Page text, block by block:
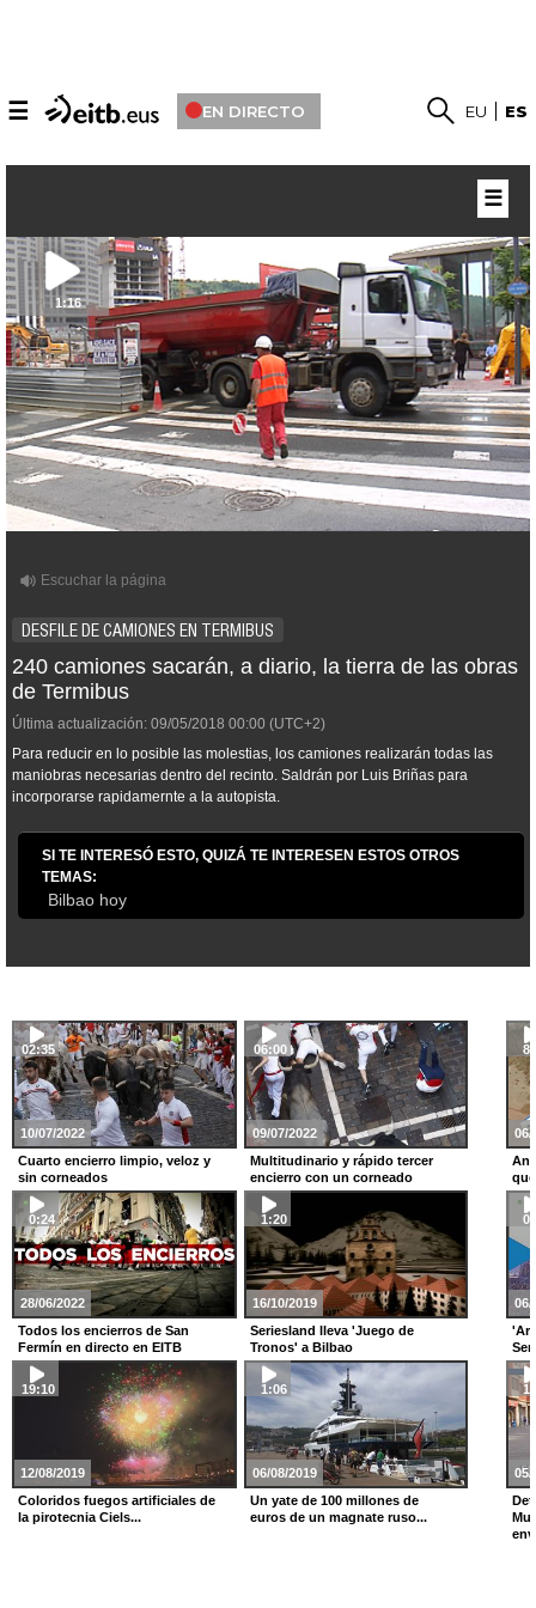
☰ EN DIRECTO EU ES
1:16
DESFILE DE CAMIONES EN TERMIBUS
240 camiones sacarán, a diario, la tierra de las obras
de Termibus
Última actualización: 09/05/2018 00:00 (UTC+2)
Para reducir en lo posible las molestias, los camiones realizarán todas las
maniobras necesarias dentro del recinto. Saldrán por Luis Briñas para
incorporarse rapidamernte a la autopista.
SI TE INTERESÓ ESTO, QUIZÁ TE INTERESEN ESTOS OTROS
TEMAS:
Bilbao hoy
☰
10/07/2022
02:35
Cuarto encierro limpio, veloz y
sin corneados
09/07/2022
06:00
Multitudinario y rápido tercer
encierro con un corneado
28/06/2022
0:24
Todos los encierros de San
Fermín en directo en EITB
16/10/2019
1:20
Seriesland lleva 'Juego de
Tronos' a Bilbao
12/08/2019
19:10
Coloridos fuegos artificiales de
la pirotecnia Ciels...
06/08/2019
1:06
Un yate de 100 millones de
euros de un magnate ruso...
06/
06/
05/